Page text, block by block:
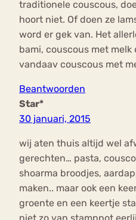
traditionele couscous,
hoort niet. Of doen ze
word er gek van. Het
bami, couscous met melk
vandaav couscous met
Beantwoorden
Star*
30 januari, 2015
wij aten thuis altijd wel
gerechten… pasta,
shoarma broodjes,
maken.. maar ook een
groente en een keertje